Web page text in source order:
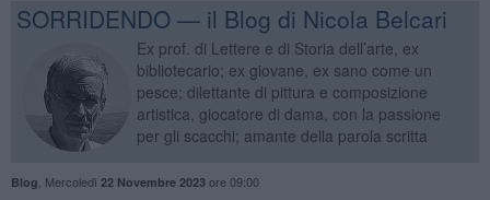
SORRIDENDO — il Blog di Nicola Belcari
Ex prof. di Lettere e di Storia dell’arte, ex
bibliotecario; ex giovane, ex sano come un
pesce; dilettante di pittura e composizione
artistica, giocatore di dama, con la passione
per gli scacchi; amante della parola scritta
Blog Mercoledì 22 Novembre 2023ore 09:00